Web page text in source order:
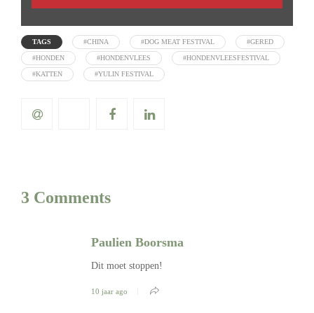
TAGS #CHINA #DOG MEAT FESTIVAL #GERED
#HONDEN #HONDENVLEES #HONDENVLEESFESTIVAL
#KATTEN #YULIN FESTIVAL
3 Comments
Paulien Boorsma
Dit moet stoppen!
10 jaar ago